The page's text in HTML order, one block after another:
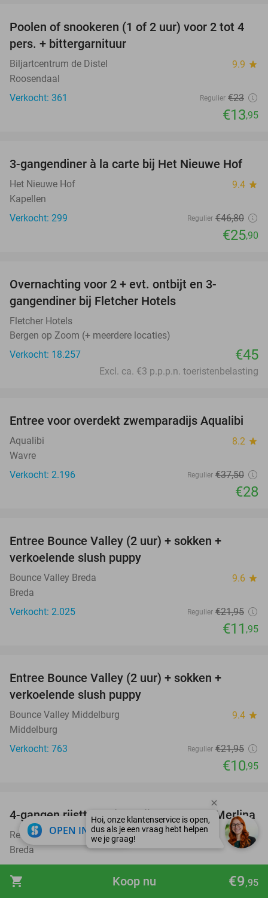
shopping_cart €9,95
Koop nu
39%
Poolen of snookeren (1 of 2 uur) voor 2 tot 4
pers. + bittergarnituur
Biljartcentrum de Distel 9.9 star
Roosendaal
Verkocht: 361
Regulier €23
€13,95
45%
3-gangendiner à la carte bij Het Nieuwe Hof
Het Nieuwe Hof 9.4 star
Kapellen
Verkocht: 299
Regulier €46,80
€25,90
Overnachting voor 2 + evt. ontbijt en 3-
gangendiner bij Fletcher Hotels
Fletcher Hotels
Bergen op Zoom (+ meerdere locaties)
Verkocht: 18.257
€45
Excl. ca. €3 p.p.p.n. toeristenbelasting
25%
Entree voor overdekt zwemparadijs Aqualibi
Aqualibi 8.2 star
Wavre
Verkocht: 2.196
Regulier €37,50
€28
Entree Bounce Valley (2 uur) + sokken +
verkoelende slush puppy
Bounce Valley Breda 9.6 star
Breda
Verkocht: 2.025
Regulier €21,95
€11 ,95
Entree Bounce Valley (2 uur) + sokken +
verkoelende slush puppy
Bounce Valley Middelburg 9.4 star
Middelburg
Verkocht: 763
Regulier €21,95
€10,95
29%
4-gangen rijsttafeldiner bij Restaurant Merlina
Restaurant Merlina 9.1star
Breda
€27,95
OPEN IN APP close